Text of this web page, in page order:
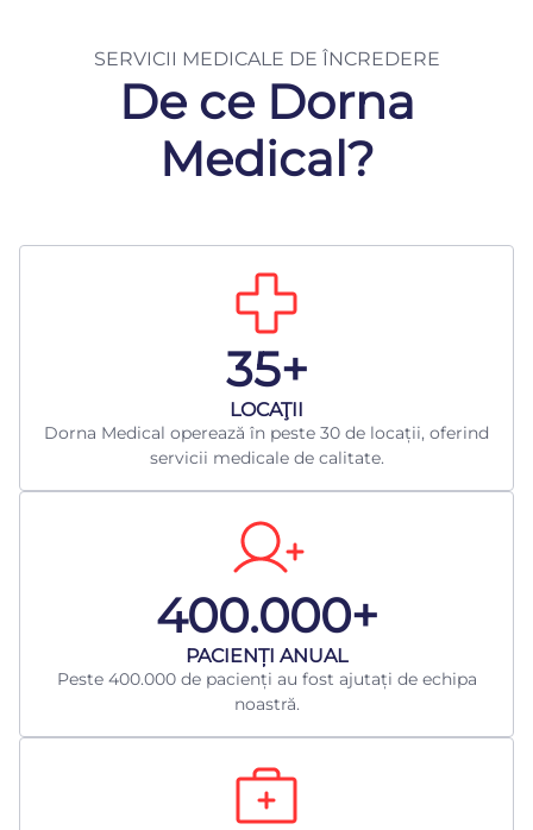
SERVICII MEDICALE DE ÎNCREDERE
De ce Dorna
Medical?
35+
LOCAŢII
Dorna Medical operează în peste 30 de locații, oferind
servicii medicale de calitate.
400.000+
​PACIENȚI ANUAL
Peste 400.000 de pacienți au fost ajutați de echipa
noastră.